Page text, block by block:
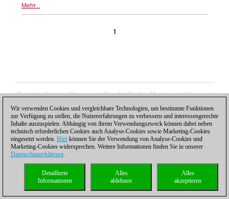
Mehr...
1
Datenschutzhinweis|Impressum|Kontakt|Cookies Management|Lizenzen|
© 2017 ChessBase GmbH | Osterbekstraße 90a | 22083 Hamburg | Deutschland
coldest news
Wir verwenden Cookies und vergleichbare Technologien, um bestimmte Funktionen
zur Verfügung zu stellen, die Nutzererfahrungen zu verbessern und interessengerechte
Inhalte auszuspielen. Abhängig von ihrem Verwendungszweck können dabei neben
technisch erforderlichen Cookies auch Analyse-Cookies sowie Marketing-Cookies
eingesetzt werden. Hier können Sie der Verwendung von Analyse-Cookies und
Marketing-Cookies widersprechen. Weitere Informationen finden Sie in unserer
Datenschutzerklärung.
Alles
akzeptieren
Alles
ablehnen
Detaillierte
Informationen